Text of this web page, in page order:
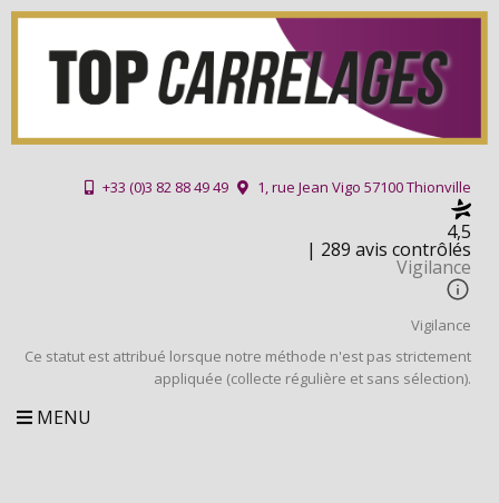
+33 (0)3 82 88 49 49 1, rue Jean Vigo 57100 Thionville
4,5
| 289 avis contrôlés
Vigilance
Vigilance
Ce statut est attribué lorsque notre méthode n'est pas strictement
appliquée (collecte régulière et sans sélection).
MENU